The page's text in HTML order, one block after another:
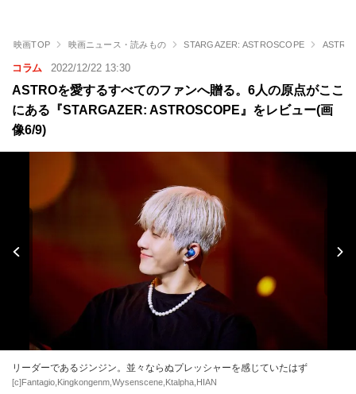
映画TOP 映画ニュース・読みもの STARGAZER: ASTROSCOPE ASTRO
コラム 2022/12/22 13:30
ASTROを愛するすべてのファンへ贈る。6人の原点がここ
にある『STARGAZER: ASTROSCOPE』をレビュー(画
像6/9)
リーダーであるジンジン。並々ならぬプレッシャーを感じていたはず
[c]Fantagio,Kingkongenm,Wysenscene,Ktalpha,HIAN